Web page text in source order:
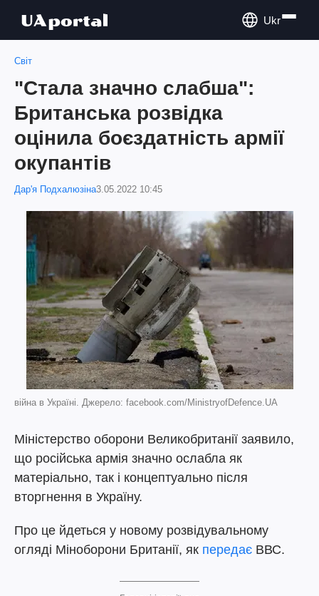
Ukr
Світ
"Стала значно слабша":
Британська розвідка
оцінила боєздатність армії
окупантів
Дар'я Подхалюзіна3.05.2022 10:45
війна в Україні. Джерело: facebook.com/MinistryofDefence.UA
Міністерство оборони Великобританії заявило,
що російська армія значно ослабла як
матеріально, так і концептуально після
вторгнення в Україну.
Про це йдеться у новому розвідувальному
огляді Міноборони Британії, як передає ВВС.